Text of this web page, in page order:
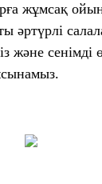
жұмсақ
әртүрлі
және